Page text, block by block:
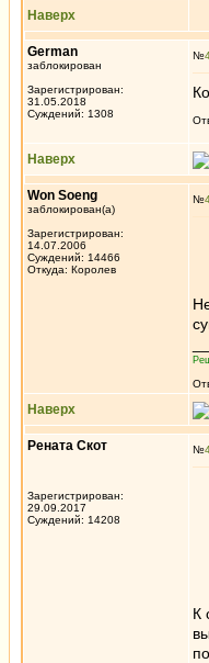
Наверх
German
заблокирован
Зарегистрирован:
31.05.2018
Суждений: 1308
№
Наверх
Won Soeng
заблокирован(а)
Зарегистрирован:
14.07.2006
Суждений: 14466
Откуда: Королев
№
Наверх
Рената Скот
Зарегистрирован:
29.09.2017
Суждений: 14208
№
К